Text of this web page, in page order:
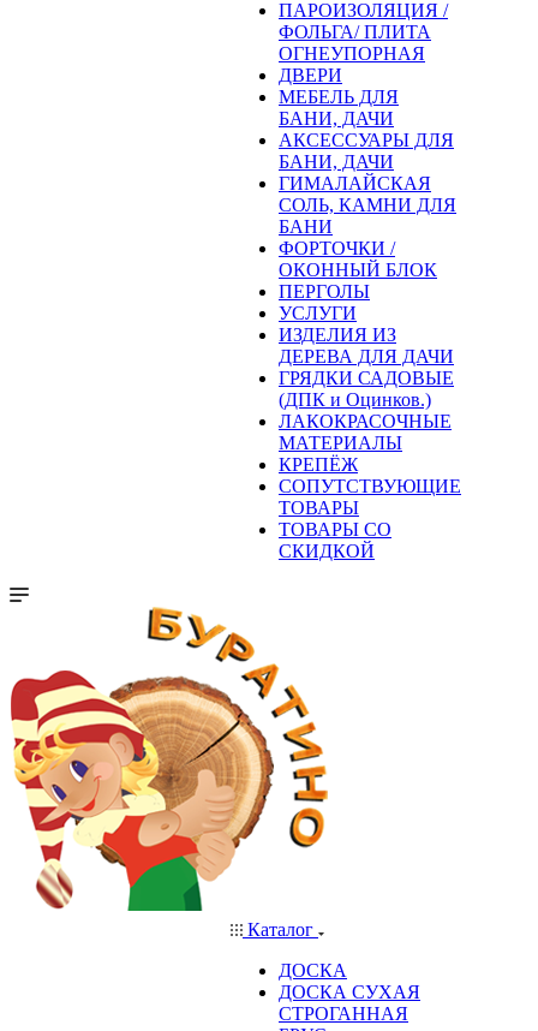
ПАРОИЗОЛЯЦИЯ /
ФОЛЬГА/ ПЛИТА
ОГНЕУПОРНАЯ
ДВЕРИ
МЕБЕЛЬ ДЛЯ
БАНИ, ДАЧИ
АКСЕССУАРЫ ДЛЯ
БАНИ, ДАЧИ
ГИМАЛАЙСКАЯ
СОЛЬ, КАМНИ ДЛЯ
БАНИ
ФОРТОЧКИ /
ОКОННЫЙ БЛОК
ПЕРГОЛЫ
УСЛУГИ
ИЗДЕЛИЯ ИЗ
ДЕРЕВА ДЛЯ ДАЧИ
ГРЯДКИ САДОВЫЕ
(ДПК и Оцинков.)
ЛАКОКРАСОЧНЫЕ
МАТЕРИАЛЫ
КРЕПЁЖ
СОПУТСТВУЮЩИЕ
ТОВАРЫ
ТОВАРЫ СО
СКИДКОЙ
Каталог
ДОСКА
ДОСКА СУХАЯ
СТРОГАННАЯ